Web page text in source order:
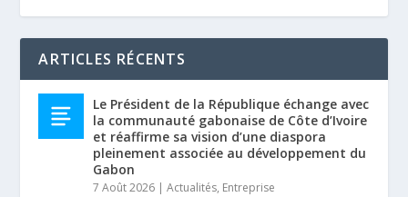
ARTICLES RÉCENTS
Le Président de la République échange avec
la communauté gabonaise de Côte d’Ivoire
et réaffirme sa vision d’une diaspora
pleinement associée au développement du
Gabon
7 Août 2026 |Actualités, Entreprise